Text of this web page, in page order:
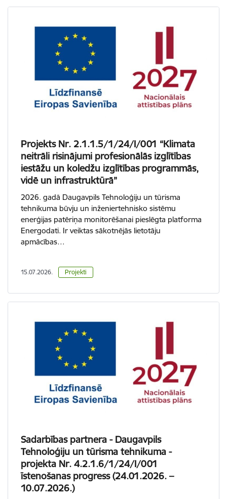
Projekts Nr. 2.1.1.5/1/24/I/001 “Klimata
neitrāli risinājumi profesionālās izglītības
iestāžu un koledžu izglītības programmās,
vidē un infrastruktūrā”
2026. gadā Daugavpils Tehnoloģiju un tūrisma
tehnikuma būvju un inženiertehnisko sistēmu
enerģijas patēriņa monitorēšanai pieslēgta platforma
Energodati. Ir veiktas sākotnējās lietotāju
apmācības…
15.07.2026. Projekti
Sadarbības partnera - Daugavpils
Tehnoloģiju un tūrisma tehnikuma -
projekta Nr. 4.2.1.6/1/24/I/001
īstenošanas progress (24.01.2026. –
10.07.2026.)